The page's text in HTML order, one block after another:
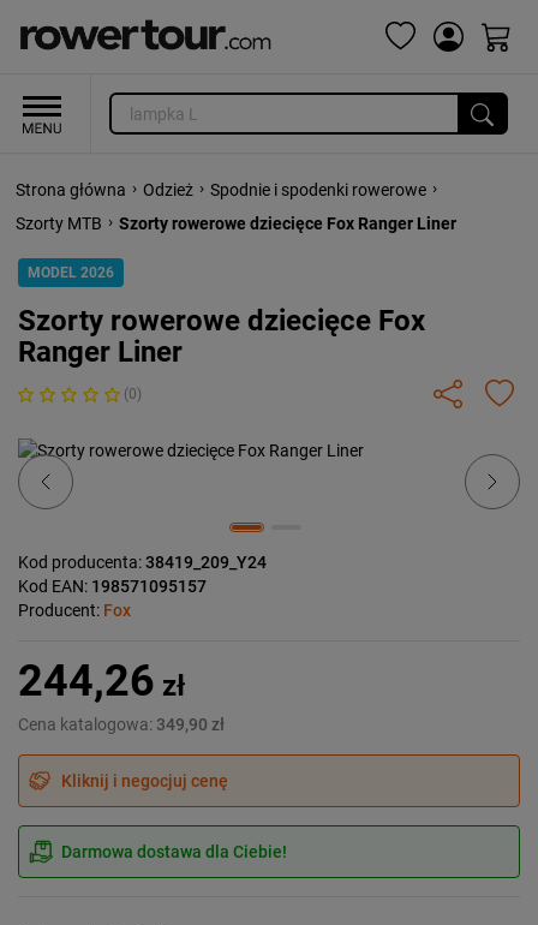
Strona główna › Odzież › Spodnie i spodenki rowerowe ›
Szorty MTB › Szorty rowerowe dziecięce Fox Ranger Liner
MODEL 2026
Szorty rowerowe dziecięce Fox
Ranger Liner
(0)
Previous Next
Kod producenta:38419_209_Y24
Kod EAN: 198571095157
Producent: Fox
244,26 zł
Cena katalogowa: 349,90 zł
Kliknij i negocjuj cenę
Darmowa dostawa dla Ciebie!